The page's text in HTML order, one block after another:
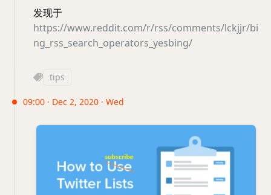
发现于
https://www.reddit.com/r/rss/comments/lckjjr/bi
ng_rss_search_operators_yesbing/
tips
09:00 · Dec 2, 2020 · Wed